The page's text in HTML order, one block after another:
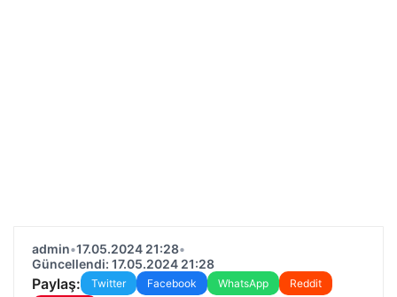
admin•17.05.2024 21:28•
Güncellendi: 17.05.2024 21:28
Paylaş: Twitter Facebook WhatsApp
Reddit